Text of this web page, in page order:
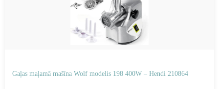
Gaļas maļamā mašīna Wolf modelis 198 400W – Hendi 210864